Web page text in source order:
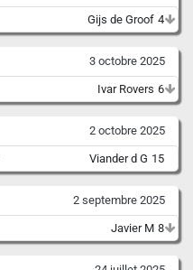
Gijs de Groof 4
3 octobre 2025
Ivar Rovers 6
2 octobre 2025
Viander d G 15
2 septembre 2025
Javier M 8